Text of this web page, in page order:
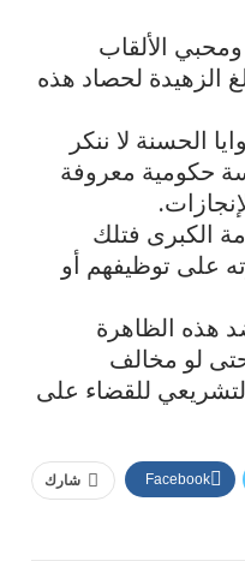
الألقاب
الزهيدة لحصاد هذه
الحسنة لا ننكر
حكومية معروفة
الكبرى فتلك
على توظيفهم أو
هذه الظاهرة
لو مخالف
للقضاء على
شارك Facebook